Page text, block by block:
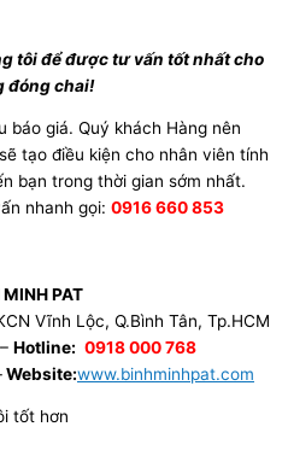
tôi để được tư vấn tốt nhất cho
đóng chai!
báo giá. Quý khách Hàng nên
tạo điều kiện cho nhân viên tính
bạn trong thời gian sớm nhất.
nhanh gọi: 0916 660 853
MINH PAT
Vĩnh Lộc, Q.Bình Tân, Tp.HCM
Hotline: 0918 000 768
Website:www.binhminhpat.com
tốt hơn